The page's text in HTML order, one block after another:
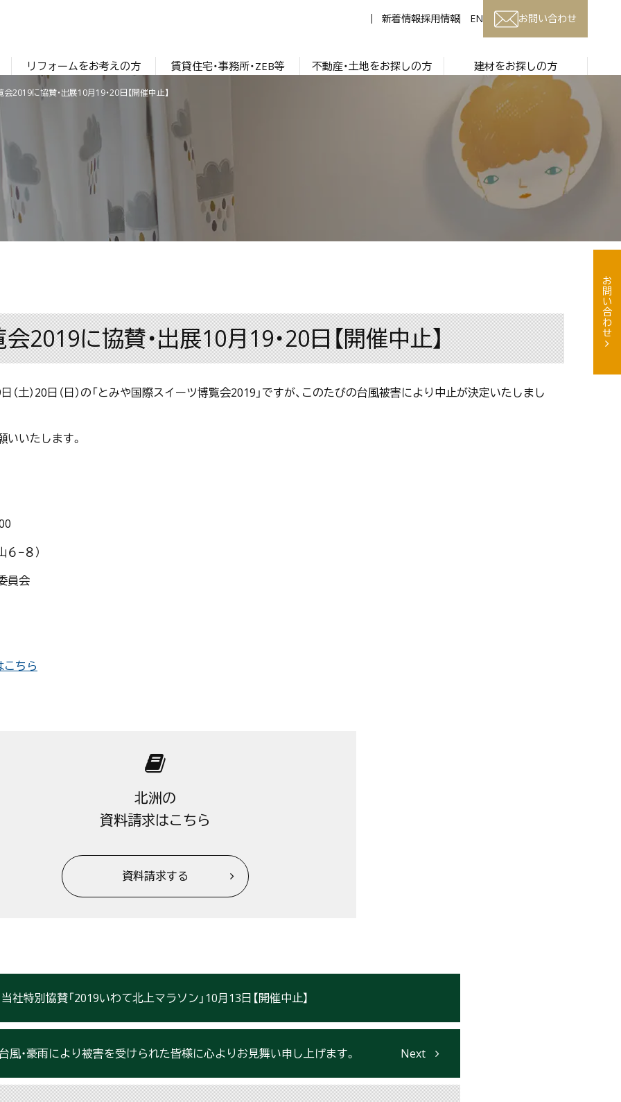
新着情報採用情報 EN お問い合わせ
リフォームをお考えの方 賃貸住宅・事務所・ZEB等 不動産・土地をお探しの方 建材をお探しの方
2019に協賛・出展10月19・20日【開催中止】
2019に協賛・出展10月19・20日【開催中止】
土）20日（日）の「とみや国際スイーツ博覧会2019」ですが、このたびの台風被害により中止が決定いたしまし
いたします。
−８）
員会
ちら
北洲の
資料請求はこちら
資料請求する
当社特別協賛「2019いわて北上マラソン」10月13日【開催中止】
風・豪雨により被害を受けられた皆様に心よりお見舞い申し上げます。
お問い合わせ